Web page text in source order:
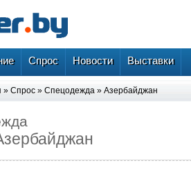
Спрос Новости Выставки
» Спрос » Спецодежда » Азербайджан